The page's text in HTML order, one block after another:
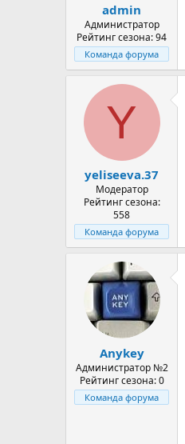
admin
Администратор
Рейтинг сезона: 94
Команда форума
Y
yeliseeva.37
Модератор
Рейтинг сезона:
558
Команда форума
Anykey
Администратор №2
Рейтинг сезона: 0
Команда форума